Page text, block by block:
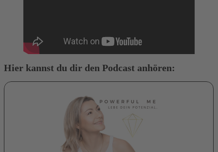
Hier kannst du dir den Podcast anhören: